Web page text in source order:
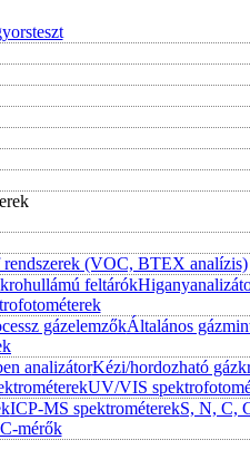
(VOC, BTEX analízis)
feltárók
gázelemzőkÁltalános
analizátorKézi/hordozható
UV/VIS
ICP-MS spektrométerekS, N, C,
mérők